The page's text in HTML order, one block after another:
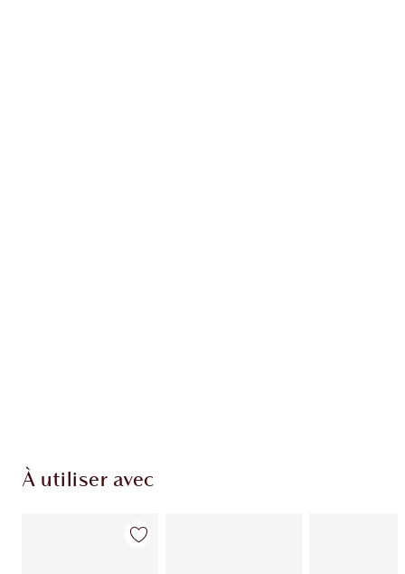
À utiliser avec